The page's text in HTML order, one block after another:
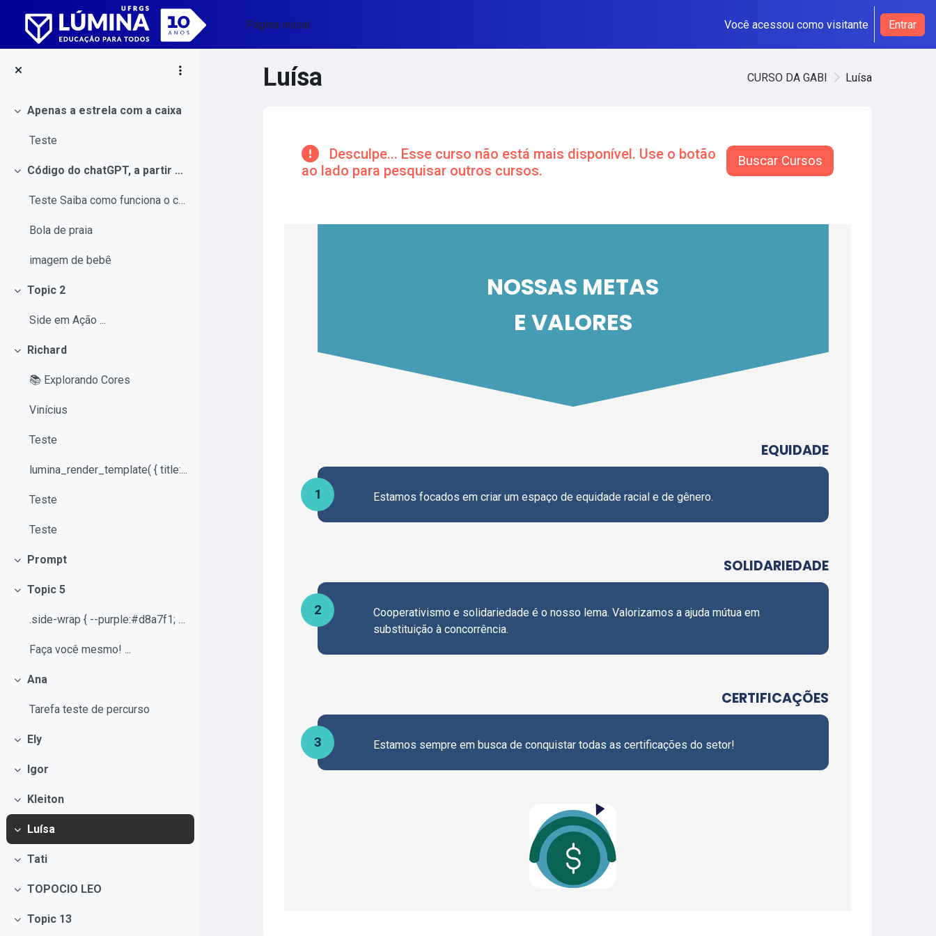
Ir para o conteúdo principal
Página inicial
Você acessou como visitante Entrar
Contrair
Apenas a estrela com a caixa
Teste
Contrair
Código do chatGPT, a partir de um png gerado no Canva
Teste Saiba como funciona o curso
Bola de praia
imagem de bebê
Contrair
Topic 2
Side em Ação ...
Contrair
Richard
📚 Explorando Cores
Vinícius
Teste
lumina_render_template( { title:...
Teste
Teste
Contrair
Prompt
Contrair
Topic 5
.side-wrap { --purple:#d8a7f1; --yel...
Faça você mesmo! ...
Contrair
Ana
Tarefa teste de percurso
Contrair
Ely
Contrair
Igor
Contrair
Kleiton
Contrair
Luísa
Contrair
Tati
Contrair
TOPOCIO LEO
Contrair
Topic 13
Luísa CURSO DA GABI Luísa
Desculpe... Esse curso não está mais disponível. Use o botão
ao lado para pesquisar outros cursos.
Buscar Cursos
Contorno da seção
NOSSAS METAS
E VALORES
EQUIDADE
1 Estamos focados em criar um espaço de equidade racial e de gênero.
SOLIDARIEDADE
2
Cooperativismo e solidariedade é o nosso lema. Valorizamos a ajuda mútua em
substituição à concorrência.
CERTIFICAÇÕES
3 Estamos sempre em busca de conquistar todas as certificações do setor!